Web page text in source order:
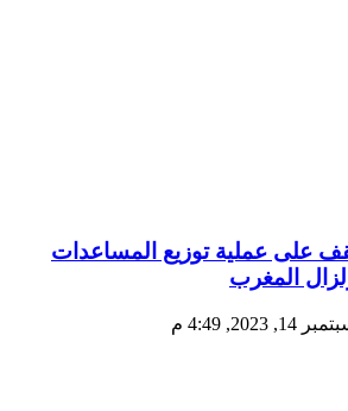
على عملية توزيع المساعدات
المغرب
14, 2023, 4:49 م